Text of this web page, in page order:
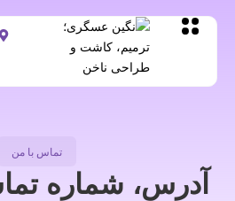
تماس با من
آدرس، شماره